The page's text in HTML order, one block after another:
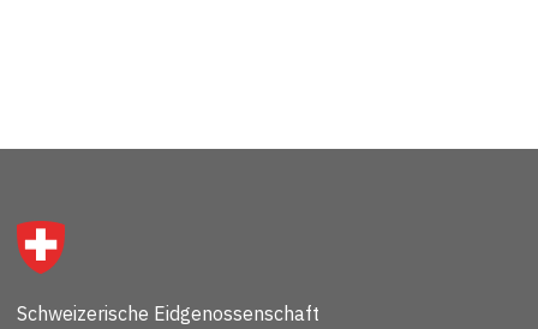
Schweizerische Eidgenossenschaft